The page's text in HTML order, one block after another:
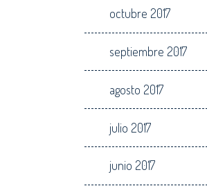
octubre 2017
septiembre 2017
agosto 2017
julio 2017
junio 2017